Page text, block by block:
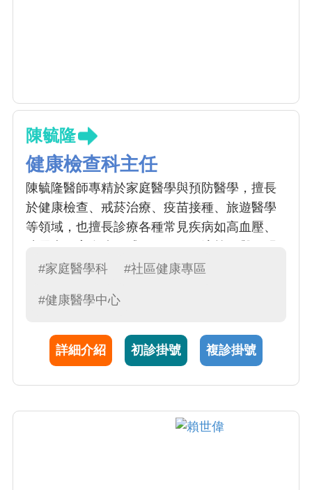
陳毓隆
健康檢查科主任
陳毓隆醫師專精於家庭醫學與預防醫學，擅長
於健康檢查、戒菸治療、疫苗接種、旅遊醫學
等領域，也擅長診療各種常見疾病如高血壓、
原因症狀的鑑別診斷。他熱中預防醫學的教學
防制、健康檢查和疫苗接種的專題演講。曾經
專長，整合患者問題及提供個人化最佳建議，
屢屢獲得來自各國患者的高度評價。目前也擔
任本院健康檢查中心專責主治醫師，致力於提
#家庭醫學科 #社區健康專區
#健康醫學中心
詳細介紹 初診掛號 複診掛號